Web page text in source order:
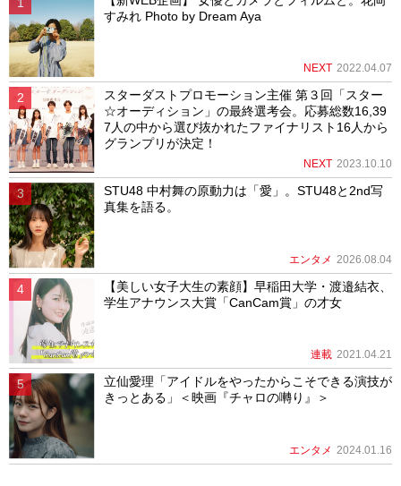
すみれ Photo by Dream Aya
NEXT 2022.04.07
スターダストプロモーション主催 第３回「スター
☆オーディション」の最終選考会。応募総数16,39
7人の中から選び抜かれたファイナリスト16人から
グランプリが決定！
NEXT 2023.10.10
STU48 中村舞の原動力は「愛」。STU48と2nd写
真集を語る。
エンタメ 2026.08.04
【美しい女子大生の素顔】早稲田大学・渡邉結衣、
学生アナウンス大賞「CanCam賞」の才女
連載 2021.04.21
立仙愛理「アイドルをやったからこそできる演技が
きっとある」＜映画『チャロの囀り』＞
エンタメ 2024.01.16